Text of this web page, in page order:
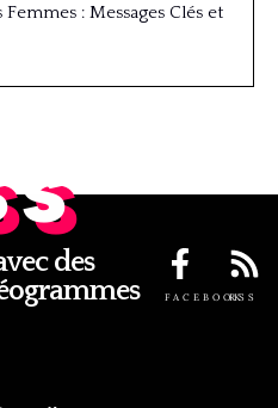
: Messages Clés et
des
FACEBOOKRSS